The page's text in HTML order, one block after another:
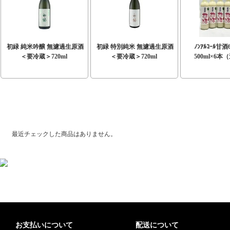
初緑 純米吟醸 無濾過生原酒
＜要冷蔵＞720ml
初緑 特別純米 無濾過生原酒
＜要冷蔵＞720ml
ﾉﾝｱﾙｺｰﾙ甘
500ml×6本
最近チェックした商品はありません。
お支払いについて 配送について